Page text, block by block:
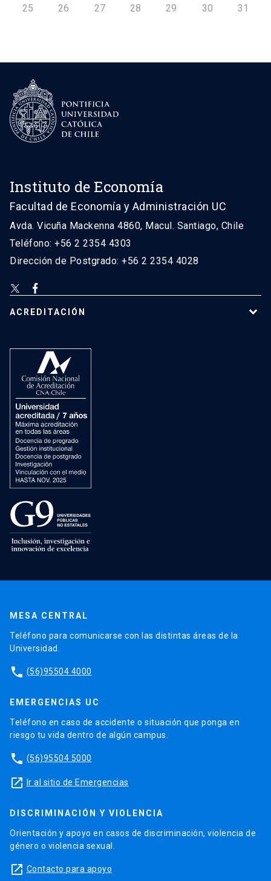
25 26 27 28 29 30 31
Instituto de Economía
Facultad de Economía y Administración UC
Avda. Vicuña Mackenna 4860, Macul. Santiago, Chile
Teléfono: +56 2 2354 4303
Dirección de Postgrado: +56 2 2354 4028
ACREDITACIÓN
MESA CENTRAL
Teléfono para comunicarse con las distintas áreas de la
Universidad.
phone (56)95504 4000
EMERGENCIAS UC
Teléfono en caso de accidente o situación que ponga en
riesgo tu vida dentro de algún campus.
phone (56)95504 5000
launch Ir al sitio de Emergencias
DISCRIMINACIÓN Y VIOLENCIA
Orientación y apoyo en casos de discriminación, violencia de
género o violencia sexual.
launch Contacto para apoyo